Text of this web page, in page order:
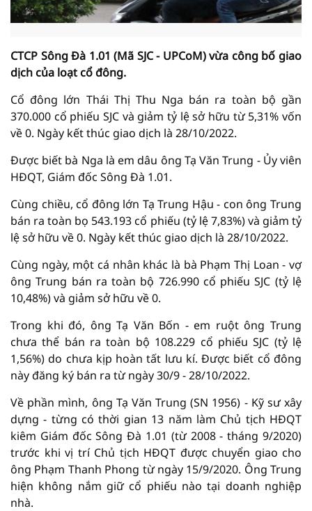
CTCP Sông Đà 1.01 (Mã SJC - UPCoM) vừa công bố giao
dịch của loạt cổ đông.
Cổ đông lớn Thái Thị Thu Nga bán ra toàn bộ gần
370.000 cổ phiếu SJC và giảm tỷ lệ sở hữu từ 5,31% vốn
về 0. Ngày kết thúc giao dịch là 28/10/2022.
Được biết bà Nga là em dâu ông Tạ Văn Trung - Ủy viên
HĐQT, Giám đốc Sông Đà 1.01.
Cùng chiều, cổ đông lớn Tạ Trung Hậu - con ông Trung
bán ra toàn bọ 543.193 cổ phiếu (tỷ lệ 7,83%) và giảm tỷ
lệ sở hữu về 0. Ngày kết thúc giao dịch là 28/10/2022.
Cùng ngày, một cá nhân khác là bà Phạm Thị Loan - vợ
ông Trung bán ra toàn bộ 726.990 cổ phiếu SJC (tỷ lệ
10,48%) và giảm sở hữu về 0.
Trong khi đó, ông Tạ Văn Bốn - em ruột ông Trung
chưa thể bán ra toàn bộ 108.229 cổ phiếu SJC (tỷ lệ
1,56%) do chưa kịp hoàn tất lưu kí. Được biết cổ đông
này đăng ký bán ra từ ngày 30/9 - 28/10/2022.
Về phần mình, ông Tạ Văn Trung (SN 1956) - Kỹ sư xây
dựng - từng có thời gian 13 năm làm Chủ tịch HĐQT
kiêm Giám đốc Sông Đà 1.01 (từ 2008 - tháng 9/2020)
trước khi vị trí Chủ tịch HĐQT được chuyển giao cho
ông Phạm Thanh Phong từ ngày 15/9/2020. Ông Trung
hiện không nắm giữ cổ phiếu nào tại doanh nghiệp
nhà.